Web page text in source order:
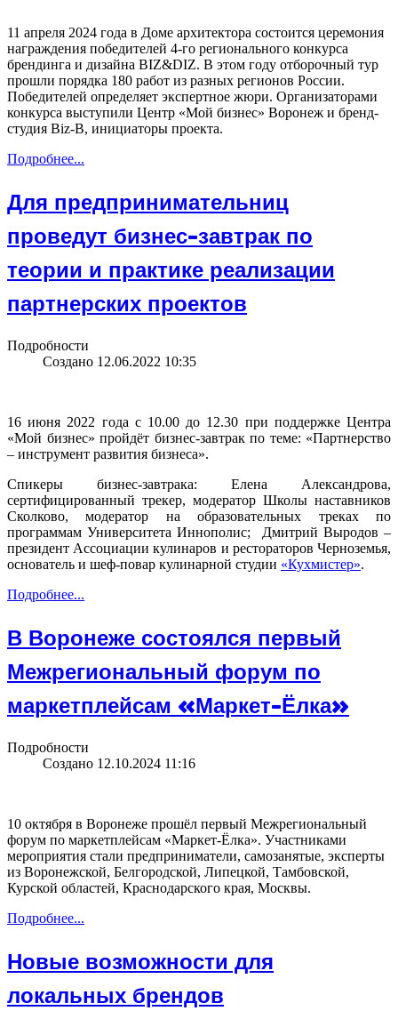
11 апреля 2024 года в Доме архитектора состоится церемония
награждения победителей 4-го регионального конкурса
брендинга и дизайна BIZ&DIZ. В этом году отборочный тур
прошли порядка 180 работ из разных регионов России.
Победителей определяет экспертное жюри. Организаторами
конкурса выступили Центр «Мой бизнес» Воронеж и бренд-
студия Biz-B, инициаторы проекта.
Подробнее...
Для предпринимательниц
проведут бизнес-завтрак по
теории и практике реализации
партнерских проектов
Подробности
Создано 12.06.2022 10:35
16 июня 2022 года с 10.00 до 12.30 при поддержке Центра
«Мой бизнес» пройдёт бизнес-завтрак по теме: «Партнерство
– инструмент развития бизнеса».
Спикеры бизнес-завтрака: Елена Александрова,
сертифицированный трекер, модератор Школы наставников
Сколково, модератор на образовательных треках по
программам Университета Иннополис; Дмитрий Выродов –
президент Ассоциации кулинаров и рестораторов Черноземья,
основатель и шеф-повар кулинарной студии «Кухмистер».
Подробнее...
В Воронеже состоялся первый
Межрегиональный форум по
маркетплейсам «Маркет-Ёлка»
Подробности
Создано 12.10.2024 11:16
10 октября в Воронеже прошёл первый Межрегиональный
форум по маркетплейсам «Маркет-Ёлка». Участниками
мероприятия стали предприниматели, самозанятые, эксперты
из Воронежской, Белгородской, Липецкой, Тамбовской,
Курской областей, Краснодарского края, Москвы.
Подробнее...
Новые возможности для
локальных брендов